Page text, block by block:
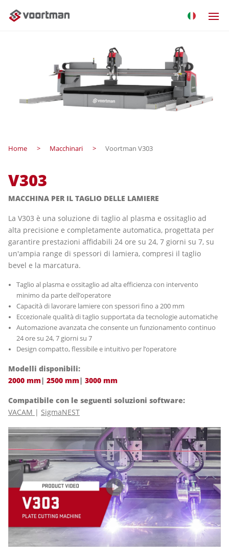
Home Macchinari Voortman V303
V303
MACCHINA PER IL TAGLIO DELLE LAMIERE
La V303 è una soluzione di taglio al plasma e ossitaglio ad
alta precisione e completamente automatica, progettata per
garantire prestazioni affidabili 24 ore su 24, 7 giorni su 7, su
un'ampia range di spessori di lamiera, compresi il taglio
bevel e la marcatura.
Taglio al plasma e ossitaglio ad alta efficienza con intervento
minimo da parte dell’operatore
Capacità di lavorare lamiere con spessori fino a 200 mm
Eccezionale qualità di taglio supportata da tecnologie automatiche
Automazione avanzata che consente un funzionamento continuo
24 ore su 24, 7 giorni su 7
Design compatto, flessibile e intuitivo per l’operatore
Modelli disponibili:
2000 mm| 2500 mm| 3000 mm
Compatibile con le seguenti soluzioni software:
VACAM | SigmaNEST